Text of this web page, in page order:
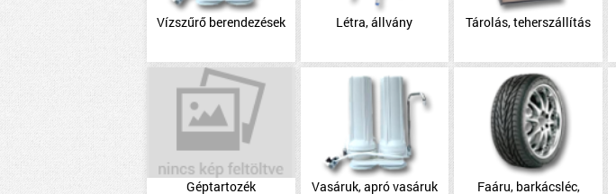
Vízszűrő berendezések Létra, állvány Tárolás, teherszállítás
Géptartozék Vasáruk, apró vasáruk
Faáru, barkácsléc,